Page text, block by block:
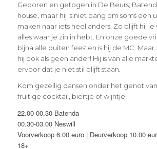
Geboren en getogen in De Beurs;
house, maar hij is niet bang om soms een
maken naar iets heel anders. Zo blijft hij je
alles waar je zin in hebt. En onze goede
bijna alle buiten feesten is hij de MC.
hij ook als geen ander! Hij is van alle
ervoor dat je niet stil blijft staan.
Kom gezellig dansen onder het genot
fruitige cocktail, biertje of wijntje!
22.00-00.30 Batenda
00.30-03.00 Neswill
Voorverkoop 6.00 euro | Deurverkoop 10.00
18+